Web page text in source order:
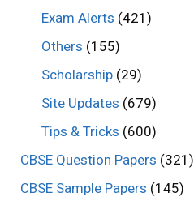
Exam Alerts (421)
Others (155)
Scholarship(29)
Site Updates (679)
Tips & Tricks (600)
CBSE Question Papers (321)
CBSE Sample Papers (145)